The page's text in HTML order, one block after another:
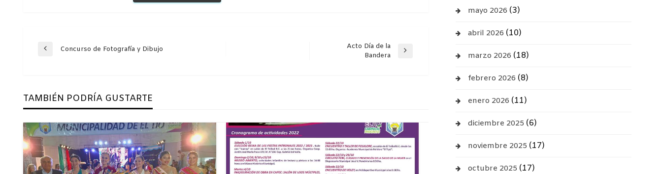
Navegación
entradas
EntradaConcurso de Fotografía y Dibujo
Acto Día de la
Bandera
TAMBIÉN PODRÍA GUSTARTE
mayo 2026 (3)
abril 2026 (10)
marzo 2026 (18)
febrero 2026 (8)
enero 2026 (11)
diciembre 2025 (6)
noviembre 2025 (17)
octubre 2025 (17)